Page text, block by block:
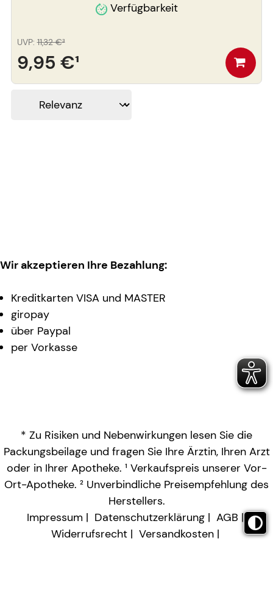
Verfügbarkeit
9,95 €¹
UVP: 11,32 €³
Wir akzeptieren Ihre Bezahlung:
Kreditkarten VISA und MASTER
giropay
über Paypal
per Vorkasse
* Zu Risiken und Nebenwirkungen lesen Sie die
Packungsbeilage und fragen Sie Ihre Ärztin, Ihren Arzt
oder in Ihrer Apotheke. ¹ Verkaufspreis unserer Vor-
Ort-Apotheke. ² Unverbindliche Preisempfehlung des
Herstellers.
Impressum
Datenschutzerklärung
AGB
Widerrufsrecht
Versandkosten